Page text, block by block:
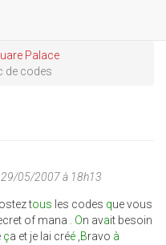
Palace
de codes
05/2007 à 18h13
tous les codes que vous
of mana
. On avait besoin
ça et je l ai créé Bravo à